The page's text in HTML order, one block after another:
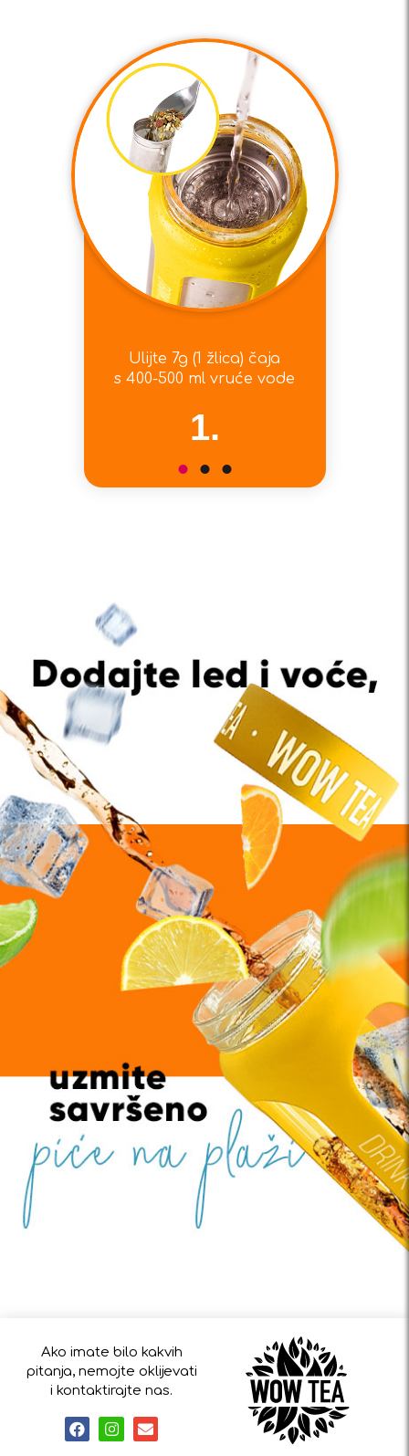
Ulijte 7g (1 žlica) čaja
s 400-500 ml vruće vode
1.
Ako imate bilo kakvih
pitanja, nemojte oklijevati
i kontaktirajte nas.